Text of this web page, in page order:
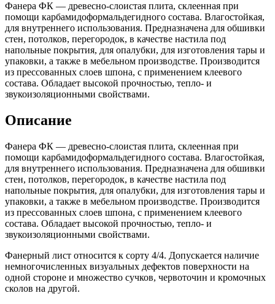
Фанера ФК — древесно-слоистая плита, склеенная при
помощи карбамидоформальдегидного состава. Влагостойкая,
для внутреннего использования. Предназначена для обшивки
стен, потолков, перегородок, в качестве настила под
напольные покрытия, для опалубки, для изготовления тары и
упаковки, а также в мебельном производстве. Производится
из прессованных слоев шпона, с применением клеевого
состава. Обладает высокой прочностью, тепло- и
звукоизоляционными свойствами.
Описание
Фанера ФК — древесно-слоистая плита, склеенная при
помощи карбамидоформальдегидного состава. Влагостойкая,
для внутреннего использования. Предназначена для обшивки
стен, потолков, перегородок, в качестве настила под
напольные покрытия, для опалубки, для изготовления тары и
упаковки, а также в мебельном производстве. Производится
из прессованных слоев шпона, с применением клеевого
состава. Обладает высокой прочностью, тепло- и
звукоизоляционными свойствами.
Фанерный лист относится к сорту 4/4. Допускается наличие
немногочисленных визуальных дефектов поверхности на
одной стороне и множество сучков, червоточин и кромочных
сколов на другой.